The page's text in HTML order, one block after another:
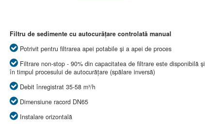
Filtru de sedimente cu autocurățare controlată manual
Potrivit pentru filtrarea apei potabile și a apei de proces
Filtrare non-stop - 90% din capacitatea de filtrare este disponibilă și
în timpul procesului de autocurățare (spălare inversă)
Debit înregistrat 35-58 m³/h
Dimensiune racord DN65
Instalare orizontală